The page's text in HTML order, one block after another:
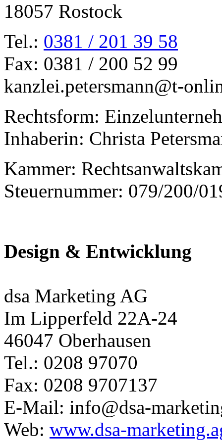
18057 Rostock
Tel.: 0381 / 201 39 58
Fax: 0381 / 200 52 99
kanzlei.petersmann@t-
Rechtsform:
Inhaberin: Christa
Kammer:
Steuernummer: 079/200/
Design & Entwicklung
dsa Marketing AG
Im Lipperfeld 22A-24
46047 Oberhausen
Tel.: 0208 97070
Fax: 0208 9707137
E-Mail: info@dsa-
Web: www.dsa-